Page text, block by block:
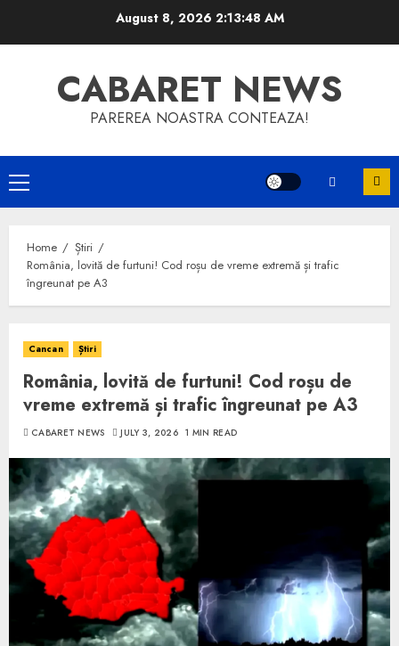
August 8, 2026 2:13:48 AM
CABARET NEWS
PAREREA NOASTRA CONTEAZA!
Primary
Menu
Home
Știri
România, lovită de furtuni! Cod roșu de vreme extremă și trafic
îngreunat pe A3
Cancan Știri
România, lovită de furtuni! Cod roșu de
vreme extremă și trafic îngreunat pe A3
CABARET NEWS JULY 3, 2026 1 MIN READ